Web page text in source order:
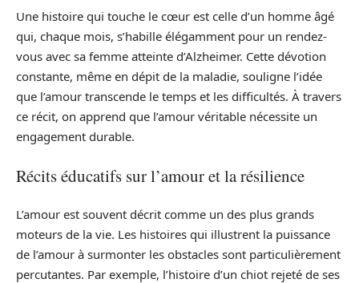
Une histoire qui touche le cœur est celle d’un homme âgé
qui, chaque mois, s’habille élégamment pour un rendez-
vous avec sa femme atteinte d’Alzheimer. Cette dévotion
constante, même en dépit de la maladie, souligne l’idée
que l’amour transcende le temps et les difficultés. À travers
ce récit, on apprend que l’amour véritable nécessite un
engagement durable.
Récits éducatifs sur l’amour et la résilience
L’amour est souvent décrit comme un des plus grands
moteurs de la vie. Les histoires qui illustrent la puissance
de l’amour à surmonter les obstacles sont particulièrement
percutantes. Par exemple, l’histoire d’un chiot rejeté de ses